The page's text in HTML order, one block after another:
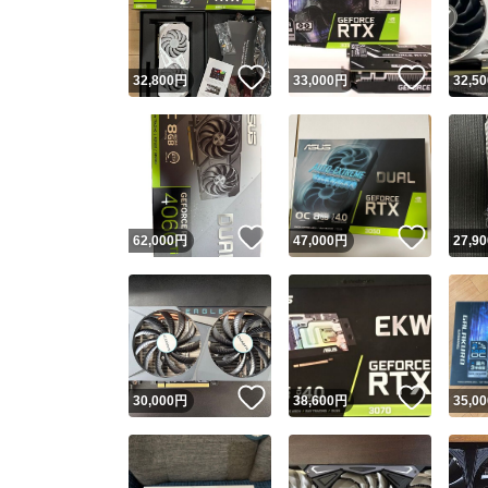
他フ
スピード
※このバ
スピ
安心
32,800円 いいね！
33,000 円 いいね
62,000円 いいね！
47,000円 いいね
30,000円 いいね！
38,600円 いいね